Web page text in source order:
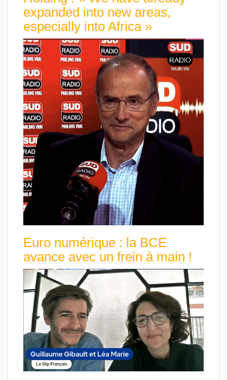
expanded into new areas,
especially into Africa »
Euro numérique : la BCE
avance avec un frein à main !